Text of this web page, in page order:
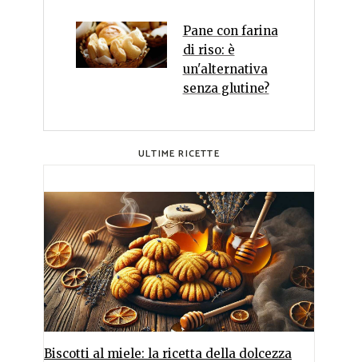
Pane con farina
di riso: è
un'alternativa
senza glutine?
ULTIME RICETTE
Biscotti al miele: la ricetta della dolcezza